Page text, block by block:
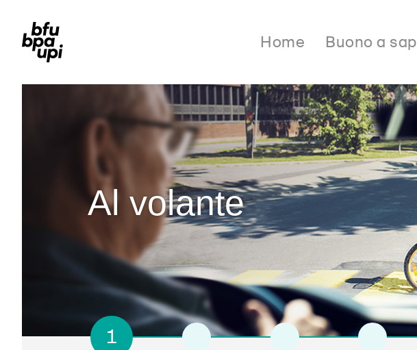
Home Buono a
Al volante
1